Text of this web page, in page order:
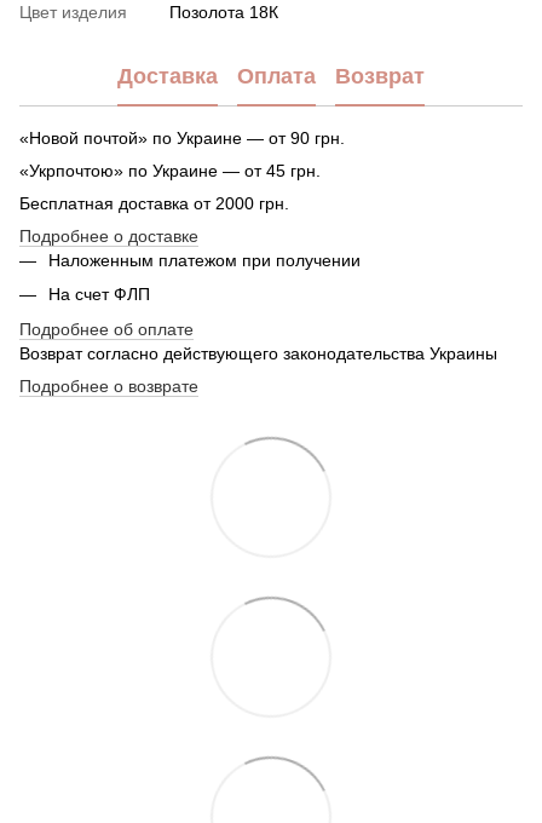
Цвет изделия
Позолота 18К
Доставка Оплата Возврат
«Новой почтой» по Украине — от 90 грн.
«Укрпочтою» по Украине — от 45 грн.
Бесплатная доставка от 2000 грн.
Подробнее о доставке
Наложенным платежом при получении
На счет ФЛП
Подробнее об оплате
Возврат согласно действующего законодательства Украины
Подробнее о возврате